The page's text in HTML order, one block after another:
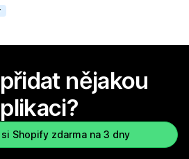
nějakou
Shopify zdarma na 3 dny